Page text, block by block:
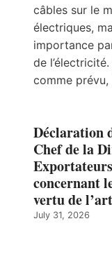
câbles sur le
électriques,
importance
de
comme
Déclaration
Chef de la
concernant
vertu de
July 31, 2026